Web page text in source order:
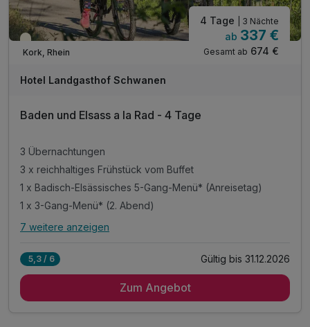
Teilweise ausgelastet
Kork, Rhein
4 Tage | 3 Nächte
ab 337 €
Gesamt ab 674 €
Hotel Landgasthof Schwanen
Baden und Elsass a la Rad - 4 Tage
3 Übernachtungen
3 x reichhaltiges Frühstück vom Buffet
1 x Badisch-Elsässisches 5-Gang-Menü* (Anreisetag)
1 x 3-Gang-Menü* (2. Abend)
Alle Inklusivleistungen
3 x reichhaltiges Frühstück vom Buffet
7 weitere anzeigen
5,3 / 6 Gültig bis 31.12.2026
Zum Angebot